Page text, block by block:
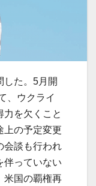
た。5月開
、ウクライ
力を欠くこと
上の予定変更
会談も行われ
伴っていない
米国の覇権再